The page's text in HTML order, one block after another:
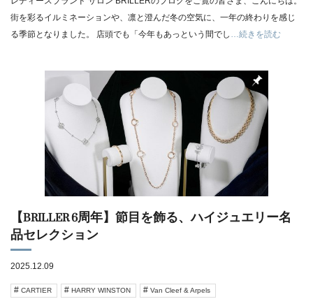
街を彩るイルミネーションや、凛と澄んだ冬の空気に、一年の終わりを感じ
る季節となりました。 店頭でも「今年もあっという間でし …続きを読む
【BRILLER 6周年】節目を飾る、ハイジュエリー名
品セレクション
2025.12.09
CARTIER HARRY WINSTON Van Cleef & Arpels